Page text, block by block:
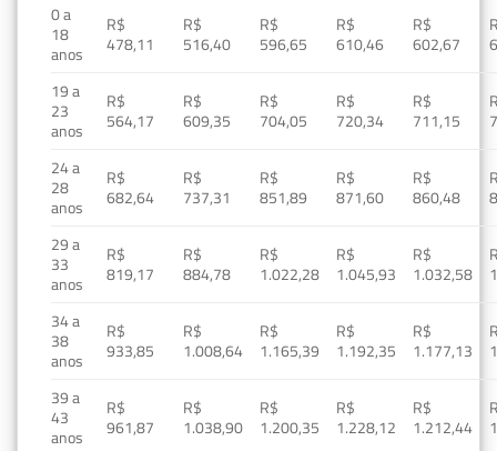
0 a
18
anos
R$
478,11
R$
516,40
R$
596,65
R$
610,46
R$
602,67
19 a
23
anos
R$
564,17
R$
609,35
R$
704,05
R$
720,34
R$
711,15
24 a
28
anos
R$
682,64
R$
737,31
R$
851,89
R$
871,60
R$
860,48
29 a
33
anos
R$
819,17
R$
884,78
R$
1.022,28
R$
1.045,93
R$
1.032,58
34 a
38
anos
R$
933,85
R$
1.008,64
R$
1.165,39
R$
1.192,35
R$
1.177,13
39 a
43
anos
R$
961,87
R$
1.038,90
R$
1.200,35
R$
1.228,12
R$
1.212,44